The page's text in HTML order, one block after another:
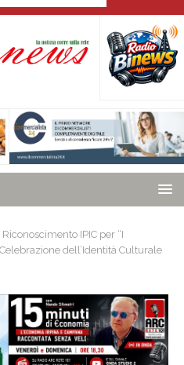
Riconoscimento IPIC per “I
dell’Identità Culturale